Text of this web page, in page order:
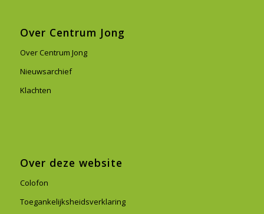
Over Centrum Jong
Over Centrum Jong
Nieuwsarchief
Klachten
Over deze website
Colofon
Toegankelijksheidsverklaring